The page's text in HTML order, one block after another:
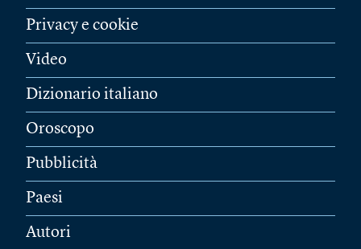
Privacy e cookie
Video
Dizionario italiano
Oroscopo
Pubblicità
Paesi
Autori